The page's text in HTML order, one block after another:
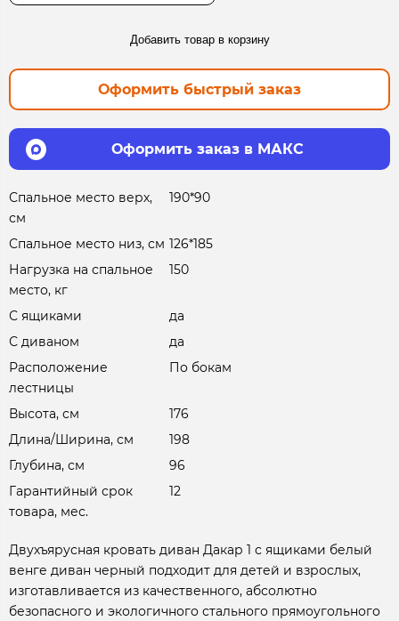
Добавить товар в корзину
Оформить быстрый заказ
Оформить заказ в МАКС
Спальное место верх,
см
190*90
Спальное место низ, см 126*185
Нагрузка на спальное
место, кг
150
С ящиками
да
С диваном
да
Расположение
лестницы
По бокам
Высота, см
176
Длина/Ширина, см
198
Глубина, см
96
Гарантийный срок
товара, мес.
12
Двухъярусная кровать диван Дакар 1 с ящиками белый
венге диван черный подходит для детей и взрослых,
изготавливается из качественного, абсолютно
безопасного и экологичного стального прямоугольного